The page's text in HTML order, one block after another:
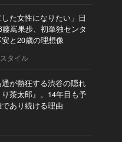
した女性になりたい」日
藤嶌果歩、初単独センタ
と20歳の理想像
タイル
が熱狂する渋谷の隠れ
茶太郎』。14年目も予
あり続ける理由